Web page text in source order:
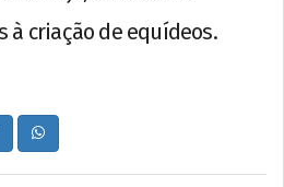
à criação de equídeos.